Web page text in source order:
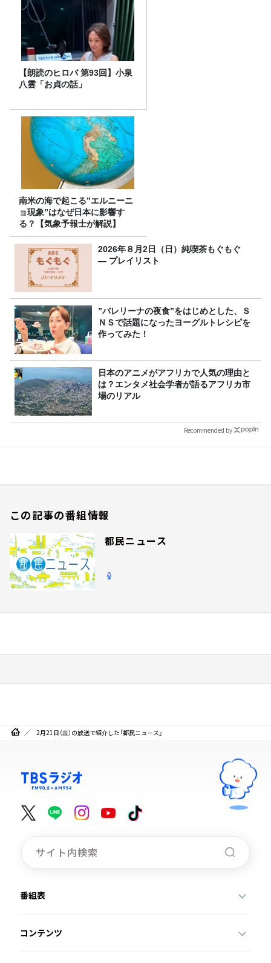
【朗読のヒロバ 第93回】小泉
八雲「お貞の話」
南米の海で起こる”エルニーニ
ョ現象”はなぜ日本に影響す
る？【気象予報士が解説】
2026年８月2日（日）純喫茶もぐもぐ
― プレイリスト
”バレリーナの夜食”をはじめとした、Ｓ
ＮＳで話題になったヨーグルトレシピを
作ってみた！
日本のアニメがアフリカで人気の理由と
は？エンタメ社会学者が語るアフリカ市
場のリアル
Recommended by
この記事の番組情報
都民ニュース
2月21日（金）の放送で紹介した「都民ニュース」
番組表
コンテンツ